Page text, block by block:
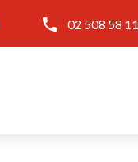
02 508 58 11